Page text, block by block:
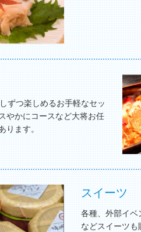
ずつ楽しめるお手軽なセッ
やかにコースなど大将お任
ります。
スイーツ
各種、外部イベ
などスイーツも